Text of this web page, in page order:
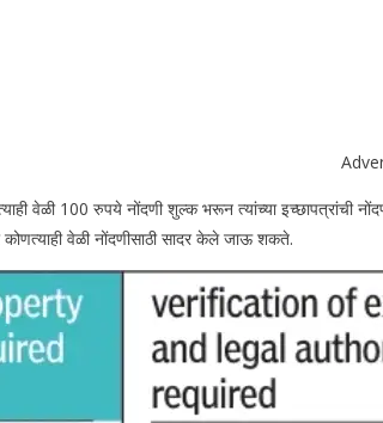
वेळी 100 रुपये नोंदणी शुल्क भरून त्यांच्या
वेळी नोंदणीसाठी सादर केले जाऊ शकते.